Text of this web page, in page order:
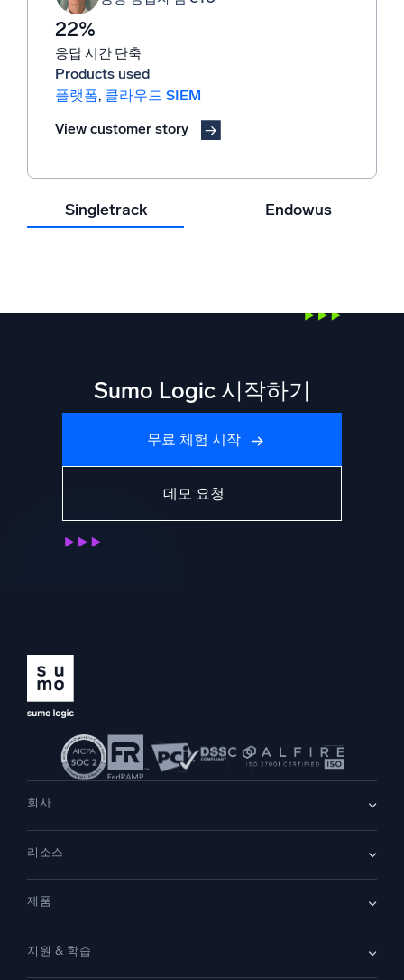
22%
응답 시간 단축
Products used
플랫폼, 클라우드 SIEM
View customer story
Alvin Lim
90% 감소
경보 조사 시간 90% 단축
Products used
View customer story
10,000개
클라우드 모니터링 및 보호
Products used
인프라 모니터링
View customer story
35TB
일일 평균 로그 수집량
Products used
애플리케이션 신뢰성
View customer story
Singletrack Endowus
Sumo Logic 시작하기
무료 체험 시작
데모 요청
회사
채용 채용 중
리더십
뉴스룸
문의하기
리소스
고객 사례
데모
제품
SIEM
보안을 위한 로그
지원 & 학습